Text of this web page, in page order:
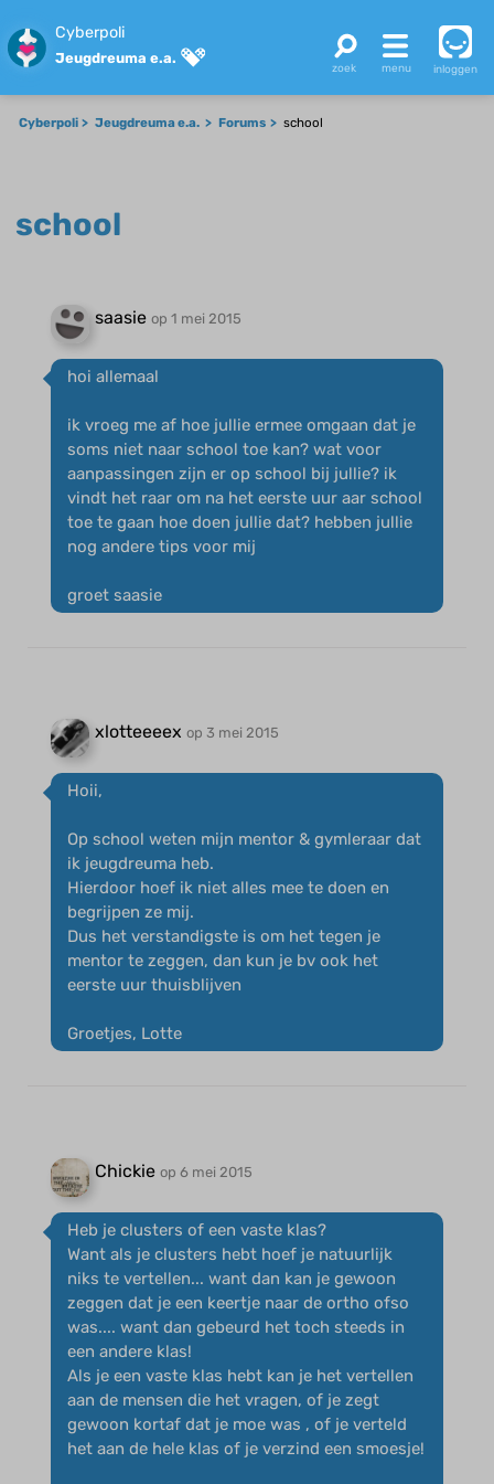
Cyberpoli
Jeugdreuma e.a.
inloggen
Cyberpoli Jeugdreuma e.a. Forums school
school
saasie op 1 mei 2015
hoi allemaal
ik vroeg me af hoe jullie ermee omgaan dat je
soms niet naar school toe kan? wat voor
aanpassingen zijn er op school bij jullie? ik
vindt het raar om na het eerste uur aar school
toe te gaan hoe doen jullie dat? hebben jullie
nog andere tips voor mij
groet saasie
xlotteeeex op 3 mei 2015
Hoii,
Op school weten mijn mentor & gymleraar dat
ik jeugdreuma heb.
Hierdoor hoef ik niet alles mee te doen en
begrijpen ze mij.
Dus het verstandigste is om het tegen je
mentor te zeggen, dan kun je bv ook het
eerste uur thuisblijven
Groetjes, Lotte
Chickie op 6 mei 2015
Heb je clusters of een vaste klas?
Want als je clusters hebt hoef je natuurlijk
niks te vertellen... want dan kan je gewoon
zeggen dat je een keertje naar de ortho ofso
was.... want dan gebeurd het toch steeds in
een andere klas!
Als je een vaste klas hebt kan je het vertellen
aan de mensen die het vragen, of je zegt
gewoon kortaf dat je moe was , of je verteld
het aan de hele klas of je verzind een smoesje!